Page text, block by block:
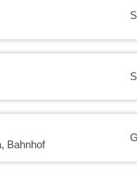
Bahnhof